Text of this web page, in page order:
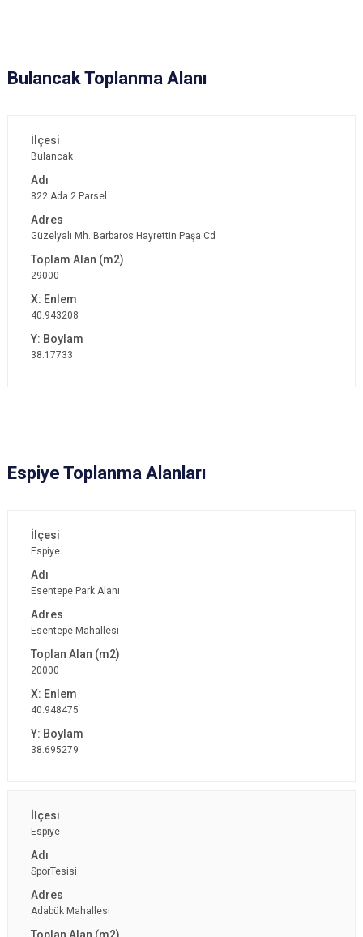
Bulancak Toplanma Alanı
Bulancak
822 Ada 2 Parsel
Güzelyalı Mh. Barbaros Hayrettin Paşa Cd
29000
40.943208
38.17733
Espiye Toplanma Alanları
Espiye
Esentepe Park Alanı
Esentepe Mahallesi
20000
40.948475
38.695279
Espiye
SporTesisi
Adabük Mahallesi